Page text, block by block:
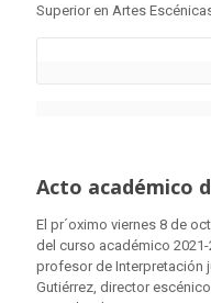
Superior en Artes
Acto académico
El pr´oximo viernes 8 de
del curso académico
profesor de Interpretación
Gutiérrez, director